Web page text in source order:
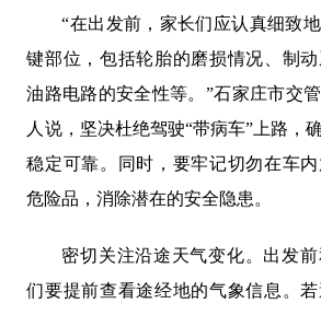
“在出发前，家长们应认真细致
键部位，包括轮胎的磨损情况、制
油路电路的安全性等。”石家庄市交
人说，坚决杜绝驾驶“带病车”上路，
稳定可靠。同时，要牢记切勿在车
危险品，消除潜在的安全隐患。
密切关注沿途天气变化。出发
们要提前查看途经地的气象信息。